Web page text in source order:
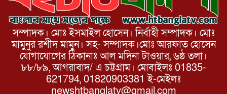
সম্পাদক। মোঃ ইসমাইল হোসেন। নির্বাহী সম্পাদক। মোঃ
মামুনুর রশীদ মামুন। সহ- সম্পাদক।মোঃ আরফাত হোসেন
যোগাযোগের ঠিকানাঃ আল মদিনা টাওয়ার, ৬ষ্ঠ তলা।
৮৮/৮৯, আগরাবাদ/ এ চট্টগ্রাম। মোবাইলঃ 01835-
621794, 01820903381 ই-মেইলঃ
newshtbanglatv@gmail.com